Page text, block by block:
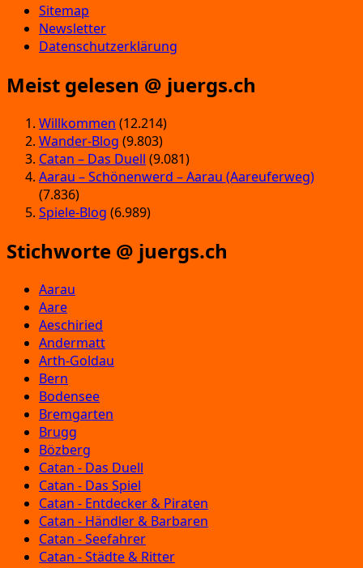
Sitemap
Newsletter
Datenschutzerklärung
Meist gelesen @ juergs.ch
Willkommen (12.214)
Wander-Blog (9.803)
Catan – Das Duell (9.081)
Aarau – Schönenwerd – Aarau (Aareuferweg)
(7.836)
Spiele-Blog (6.989)
Stichworte @ juergs.ch
Aarau
Aare
Aeschiried
Andermatt
Arth-Goldau
Bern
Bodensee
Bremgarten
Brugg
Bözberg
Catan - Das Duell
Catan - Das Spiel
Catan - Entdecker & Piraten
Catan - Händler & Barbaren
Catan - Seefahrer
Catan - Städte & Ritter